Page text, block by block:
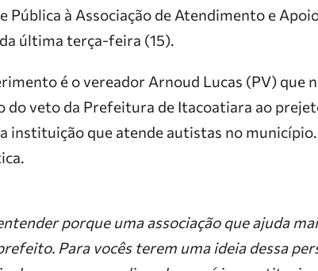
Pública à Associação de Atendimento e
última terça-feira (15).
é o vereador Arnoud Lucas (PV) que
do veto da Prefeitura de Itacoatiara ao
instituição que atende autistas no
porque uma associação que ajuda
Para vocês terem uma ideia dessa